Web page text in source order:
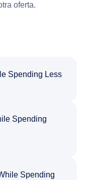
oferta.
Spending Less
Spending
Spending